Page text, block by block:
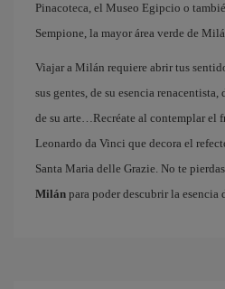
Pinacoteca, el Museo Egipcio o
Sempione, la mayor área verde de
Viajar a Milán requiere abrir tus
sus gentes, de su esencia
de su arte…Recréate al contemplar el
Leonardo da Vinci que decora el
Santa Maria delle Grazie. No te
Milán para poder descubrir la esencia